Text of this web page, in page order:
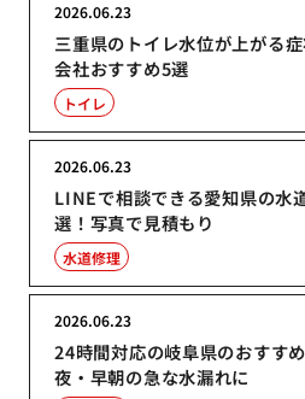
三重県のトイレ水位が上がる
会社おすすめ5選
2026.06.23
トイレ
LINEで相談できる愛知県の水
選！写真で見積もり
2026.06.23
水道修理
24時間対応の岐阜県のおすす
夜・早朝の急な水漏れに
2026.06.23